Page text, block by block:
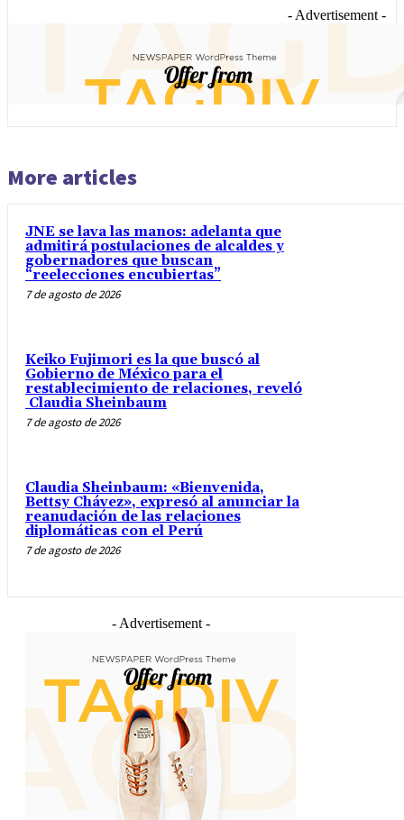
- Advertisement -
More articles
JNE se lava las manos: adelanta que
admitirá postulaciones de alcaldes y
gobernadores que buscan
“reelecciones encubiertas”
7 de agosto de 2026
Keiko Fujimori es la que buscó al
Gobierno de México para el
restablecimiento de relaciones, reveló
Claudia Sheinbaum
7 de agosto de 2026
Claudia Sheinbaum: «Bienvenida,
Bettsy Chávez», expresó al anunciar la
reanudación de las relaciones
diplomáticas con el Perú
7 de agosto de 2026
- Advertisement -